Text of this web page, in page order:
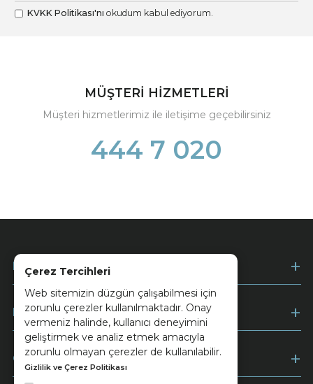
Çerez Tercihleri
Web sitemizin düzgün çalışabilmesi için
zorunlu çerezler kullanılmaktadır. Onay
vermeniz halinde, kullanıcı deneyimini
geliştirmek ve analiz etmek amacıyla
zorunlu olmayan çerezler de kullanılabilir.
Gizlilik ve Çerez Politikası
KVKK Politikası'nı okudum kabul ediyorum.
MÜŞTERİ HİZMETLERİ
Müşteri hizmetlerimiz ile iletişime geçebilirsiniz
444 7 020
Kurumsal
Müşteri Hizmetleri
Ödeme